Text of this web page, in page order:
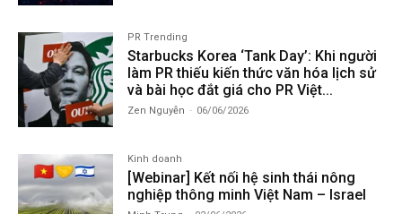
PR Trending
Starbucks Korea ‘Tank Day’: Khi người
làm PR thiếu kiến thức văn hóa lịch sử
và bài học đắt giá cho PR Việt...
Zen Nguyễn - 06/06/2026
Kinh doanh
[Webinar] Kết nối hệ sinh thái nông
nghiệp thông minh Việt Nam – Israel